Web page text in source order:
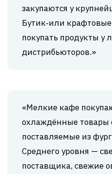
закупаются у
Бутик‑или
покупать продукты у
дистрибьюторов.»
«Мелкие кафе
охлаждённые товары
поставляемые из
Среднего уровня —
поставщика, свежие